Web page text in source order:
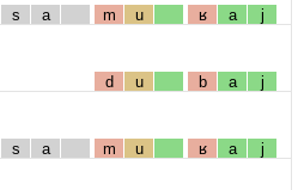
s a m u ʁ a j
d u b a j
s a m u ʁ a j